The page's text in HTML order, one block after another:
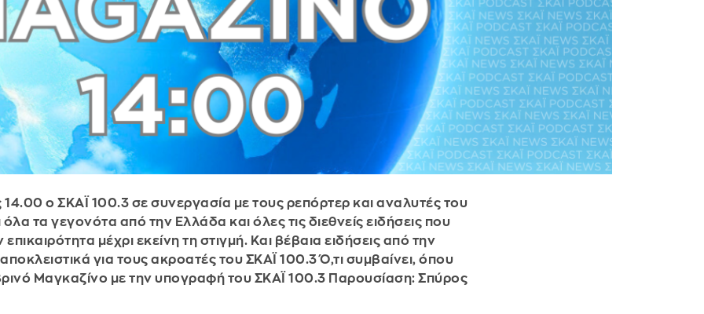
14.00 ο ΣΚΑΪ 100.3 σε συνεργασία με τους ρεπόρτερ και αναλυτές του
τα γεγονότα από την Ελλάδα και όλες τις διεθνείς ειδήσεις που
μέχρι εκείνη τη στιγμή. Και βέβαια ειδήσεις από την
για τους ακροατές του ΣΚΑΪ 100.3 Ό,τι συμβαίνει, όπου
Μαγκαζίνο με την υπογραφή του ΣΚΑΪ 100.3 Παρουσίαση: Σπύρος